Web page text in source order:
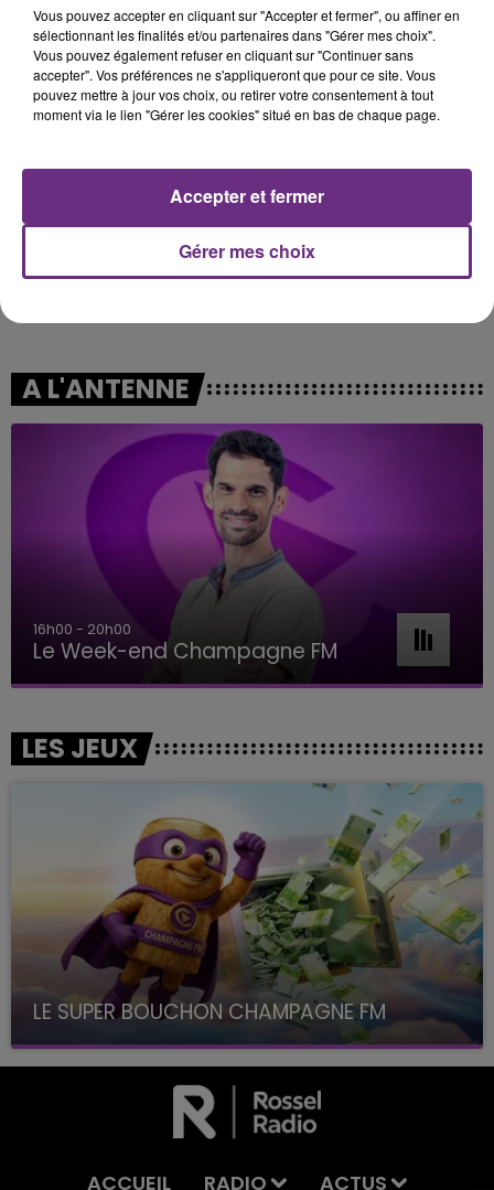
19h25
19h25
ARIANA GRANDE
19h21
19h21
NELLY FURTADO
A L'ANTENNE
16h00 - 20h00
Le Week-end Champagne FM
LES JEUX
LE SUPER BOUCHON CHAMPAGNE FM
avec La Famille Champagne FM, à 8H10
ACCUEIL RADIO ACTUS
Vous pouvez accepter en cliquant sur "Accepter et fermer", ou affiner en
sélectionnant les finalités et/ou partenaires dans "Gérer mes choix".
Vous pouvez également refuser en cliquant sur "Continuer sans
accepter". Vos préférences ne s'appliqueront que pour ce site. Vous
pouvez mettre à jour vos choix, ou retirer votre consentement à tout
moment via le lien "Gérer les cookies" situé en bas de chaque page.
Gérer mes choix
Accepter et fermer